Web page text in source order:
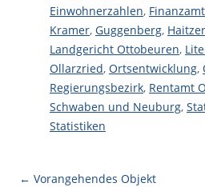
Einwohnerzahlen, Finanzamt
Kramer, Guggenberg,
Landgericht Ottobeuren,
Ollarzried, Ortsentwicklung,
Regierungsbezirk, Rentamt
Schwaben und Neuburg,
Statistiken
← Vorangehendes Objekt